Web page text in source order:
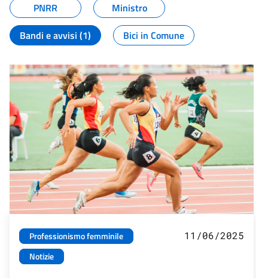
PNRR
Ministro
Bandi e avvisi (1)
Bici in Comune
Professionismo femminile
Notizie
11/06/2025